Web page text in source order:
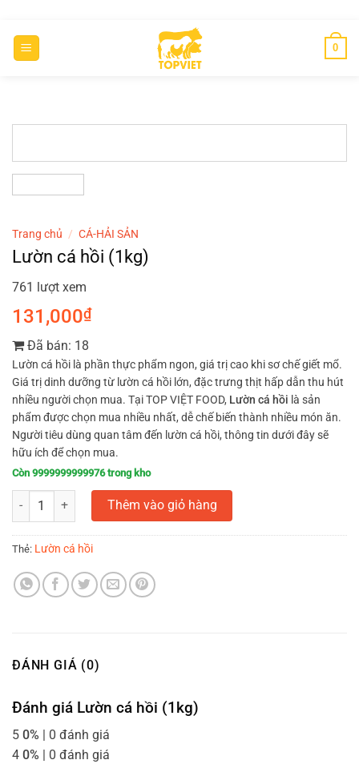
0
Trang chủ / CÁ-HẢI SẢN
Lườn cá hồi (1kg)
761 lượt xem
131,000₫
Đã bán: 18
Lườn cá hồi là phần thực phẩm ngon, giá trị cao khi sơ chế giết mổ.
Giá trị dinh dưỡng từ lườn cá hồi lớn, đặc trưng thịt hấp dẫn thu hút
nhiều người chọn mua. Tại TOP VIỆT FOOD, Lườn cá hồi là sản
phẩm được chọn mua nhiều nhất, dễ chế biến thành nhiều món ăn.
Người tiêu dùng quan tâm đến lườn cá hồi, thông tin dưới đây sẽ
hữu ích để chọn mua.
Còn 9999999999976 trong kho
Lườn cá hồi (1kg) số lượngThêm vào giỏ hàng
Thẻ: Lườn cá hồi
ĐÁNH GIÁ (0)
Đánh giá Lườn cá hồi (1kg)
5 0% | 0 đánh giá
4 0% | 0 đánh giá